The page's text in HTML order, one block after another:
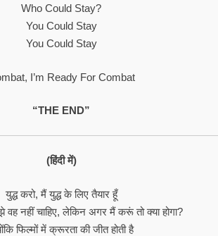
Who Could Stay?
You Could Stay
You Could Stay
I’m Ready For Combat
“THE END”
(हिंदी में)
युद्ध करो, मैं युद्ध के लिए तैयार हूँ
वह नहीं चाहिए, लेकिन अगर मैं करूं तो क्या होगा?
फिल्मों में क्रूरता की जीत होती है